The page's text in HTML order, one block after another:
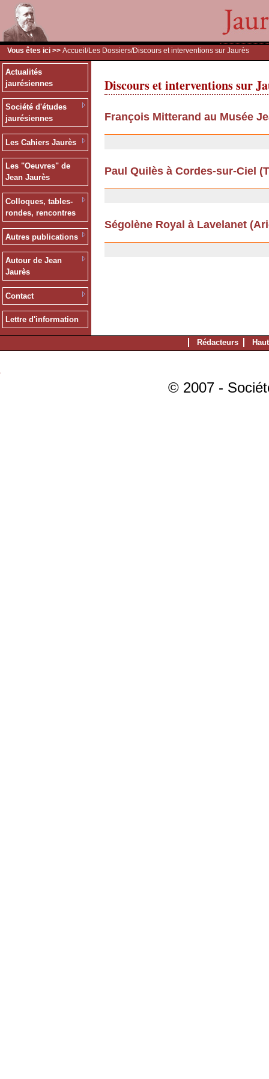
Vous êtes ici >> Accueil /Les Dossiers/Discours et interventions sur Jaurès
Actualités
jaurésiennes
Société d'études
jaurésiennes
Les Cahiers Jaurès
Les "Oeuvres" de
Jean Jaurès
Colloques, tables-
rondes, rencontres
Autres publications
Autour de Jean
Jaurès
Contact
Lettre d'information
Discours et interventions sur
François Mitterand au Musée
Paul Quilès à Cordes-sur-Ciel
Ségolène Royal à Lavelanet
Rédacteurs
© 2007 -